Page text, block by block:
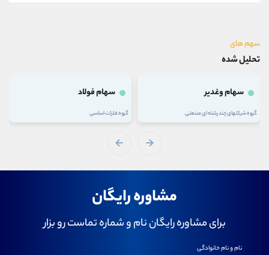
سهم های
تحلیل شده
سهام وغدیر
گروه شرکتهای چند رشته ای صنعتی
سهام فولاد
گروه فلزات اساسی
مشاوره رایگان
برای مشاوره رایگان نام و شماره تماست رو بزار
نام و نام خانوادگی